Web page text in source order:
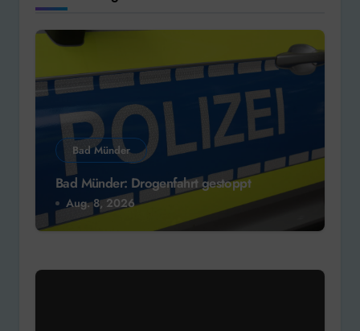
Bad Münder
Bad Münder: Drogenfahrt gestoppt
Aug. 8, 2026